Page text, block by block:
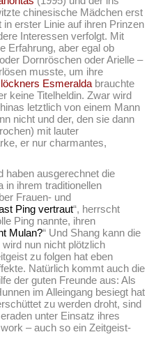
chinesische Mädchen erst
erster Linie auf ihren Prinzen
Interessen verfolgt. Mit
Erfahrung, aber egal ob
Dornröschen oder Arielle –
musste, um ihre
Esmeralda brauchte
keine Titelheldin. Zwar wird
letztlich von einem Mann
nicht und der, den sie dann
mit lauter
er nur charmantes,
haben ausgerechnet die
in ihrem traditionellen
Frauen- und
Ping vertraut“, herrscht
Ping nannte, ihren
Mulan?“ Und Shang kann die
nun nicht plötzlich
zu folgen hat eben
Natürlich kommt auch die
der guten Freunde aus: Als
im Alleingang besiegt hat
zu werden droht, sind
unter Einsatz ihres
– auch so ein Zeitgeist-